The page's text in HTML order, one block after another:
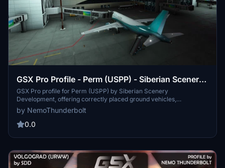
GSX Pro Profile - Perm (USPP) - Siberian Scenery
Development
GSX Pro profile for Perm (USPP) by Siberian Scenery
Development, offering correctly placed ground vehicles,
marshallers, custom pushback tracks, and deicing pad at stand 40.
Enhance your airport experience with this detailed scenery add-on.
by NemoThunderbolt
0.0